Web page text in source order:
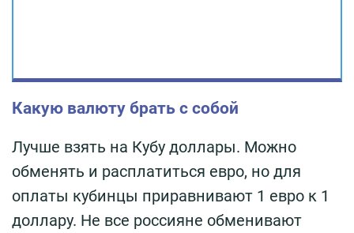
Какую валюту брать с собой
Лучше взять на Кубу доллары. Можно
обменять и расплатиться евро, но для
оплаты кубинцы приравнивают 1 евро к 1
доллару. Не все россияне обменивают